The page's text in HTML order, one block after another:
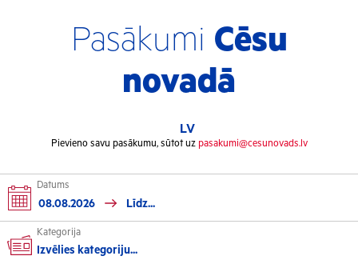
Pasākumi Cēsu
novadā
LV
Pievieno savu pasākumu, sūtot uz pasakumi@cesunovads.lv
Datums
Kategorija
Izvēlies kategoriju...